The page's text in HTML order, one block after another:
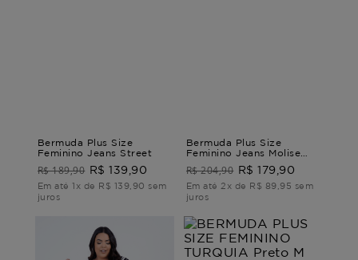
Bermuda Plus Size
Feminino Jeans Street
R$ 189,90 R$ 139,90
Em até 1x de R$ 139,90 sem
juros
Bermuda Plus Size
Feminino Jeans Molise
BERMUDA JEANS MOLISE
G3
R$ 204,90 R$ 179,90
Em até 2x de R$ 89,95 sem
juros